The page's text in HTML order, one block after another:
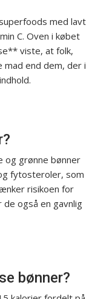
med lavt
C. Oven i købet
viste, at folk,
end dem, der i
og grønne bønner
fytosteroler, som
risikoen for
også en gavnlig
bønner?